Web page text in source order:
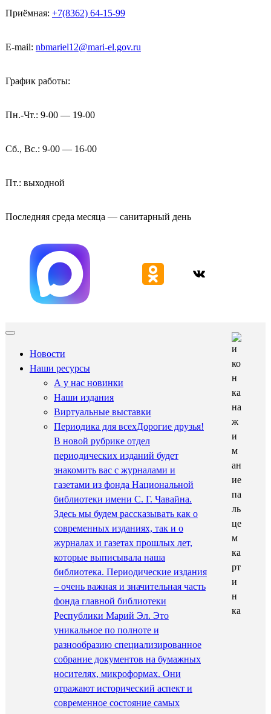
Приёмная: +7(8362) 64-15-99
E-mail: nbmariel12@mari-el.gov.ru
График работы:
Пн.-Чт.: 9-00 — 19-00
Сб., Вс.: 9-00 — 16-00
Пт.: выходной
Последняя среда месяца — санитарный день
ВКонтакте
Новости
Наши ресурсы
А у нас новинки
Наши издания
Виртуальные выставки
Периодика для всехДорогие друзья!
В новой рубрике отдел
периодических изданий будет
знакомить вас с журналами и
газетами из фонда Национальной
библиотеки имени С. Г. Чавайна.
Здесь мы будем рассказывать как о
современных изданиях, так и о
журналах и газетах прошлых лет,
которые выписывала наша
библиотека. Периодические издания
– очень важная и значительная часть
фонда главной библиотеки
Республики Марий Эл. Это
уникальное по полноте и
разнообразию специализированное
собрание документов на бумажных
носителях, микроформах. Они
отражают исторический аспект и
современное состояние самых